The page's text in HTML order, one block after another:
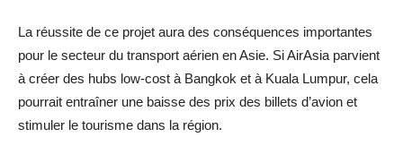
La réussite de ce projet aura des conséquences importantes
pour le secteur du transport aérien en Asie. Si AirAsia parvient
à créer des hubs low-cost à Bangkok et à Kuala Lumpur, cela
pourrait entraîner une baisse des prix des billets d’avion et
stimuler le tourisme dans la région.